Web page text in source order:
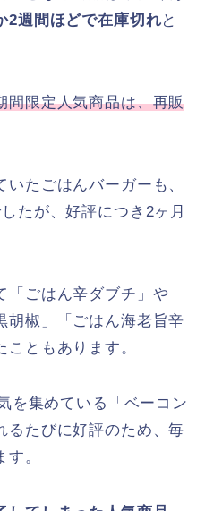
2週間ほどで在庫切れと
間限定人気商品は、再販
たごはんバーガーも、
たが、好評につき2ヶ月
「ごはん辛ダブチ」や
胡椒」「ごはん海老旨辛
ともあります。
を集めている「ベーコン
るたびに好評のため、毎
。